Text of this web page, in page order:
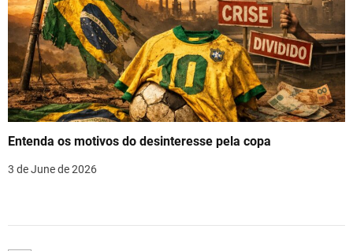
Entenda os motivos do desinteresse pela copa
3 de June de 2026